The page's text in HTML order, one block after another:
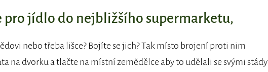
pro jídlo do nejbližšího supermarketu,
nebo třeba lišce? Bojíte se jich? Tak místo brojení proti nim
na dvorku a tlačte na místní zemědělce aby to udělali se svými stády